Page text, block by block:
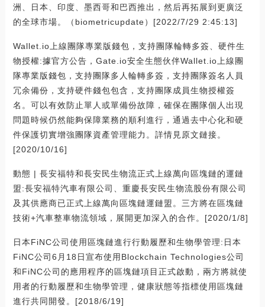
洲、日本、印度、墨西哥和巴西推出，然后再拓展到更廣泛
的全球市場。（biometricupdate）[2022/7/29 2:45:13]
Wallet.io上線團隊專業版錢包，支持團隊輪轉多簽、硬件生
物授權:據官方公告，Gate.io安全生態伙伴Wallet.io上線團
隊專業版錢包，支持團隊多人輪轉多簽，支持團隊簽名人員
冗余備份，支持硬件錢包包含，支持團隊成員生物授權簽
名。可以有效防止單人或單備份故障，確保在團隊個人出現
問題時候仍然能夠保障業務的順利進行，通過去中心化和硬
件保護切實增強團隊資產管理能力。詳情見原文鏈接。
[2020/10/16]
動態 | 長安福特和長安民生物流正式上線萬向區塊鏈的運鏈
盟:長安福特汽車有限公司、重慶長安民生物流股份有限公司
及其供應商已正式上線萬向區塊鏈運鏈盟。三方將在區塊鏈
技術+汽車整車物流領域，展開更加深入的合作。[2020/1/8]
日本FiNC公司使用區塊鏈進行行動履歷和生物學管理:日本
FiNC公司6月18日宣布使用Blockchain Technologies公司
和FiNC公司的應用程序的區塊鏈項目正式啟動，兩方將就使
用者的行動履歷和生物學管理，健康狀態等指標使用區塊鏈
進行共同開發。[2018/6/19]